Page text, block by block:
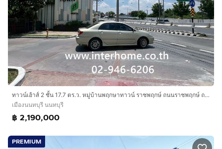
https://www.interhome.co.th/propertydetail.php?
propcode=65683
ทาวน์เฮ้าส์ 2 ชั้น 17.7 ตร.ว. หมู่บ้านพฤกษาทาวน์ ราชพฤกษ์ ถนนราชพฤกษ์ ถนนรัตนาธิเบศร์ เมืองนนทบุรี นนทบุรี
เมืองนนทบุรี นนทบุรี
฿ 2,190,000
PREMIUM